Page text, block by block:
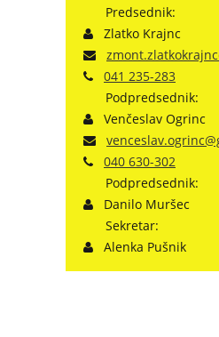
Predsednik:
Zlatko Krajnc
041 235-283
Podpredsednik:
Venčeslav Ogrinc
040 630-302
Podpredsednik:
Danilo Muršec
Sekretar:
Alenka Pušnik